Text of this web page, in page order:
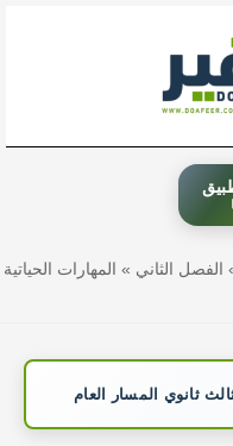
الفصل الثاني » المهارات الحياتية
ثانوي المسار العام